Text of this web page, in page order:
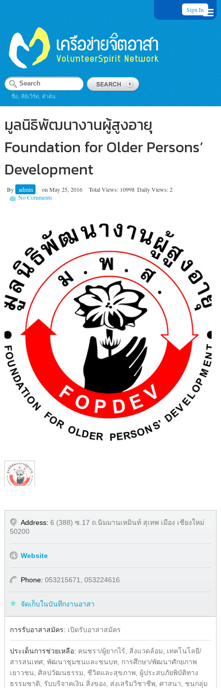
Sign In
ชื่อ, คีย์เวิร์ด, คำค้น
มูลนิธิพัฒนางานผู้สูงอายุ
Foundation for Older Persons’
Development
By admin on May 25, 2016 Total Views: 10998 Daily Views: 2
No Comments
Address: 6 (388) ซ.17 ถ.นิมมานเหมินท์ สุเทพ เมือง เชียงใหม่
50200
Website
Phone: 053215671, 053224616
จัดเก็บในบันทึกงานอาสา
การรับอาสาสมัคร: เปิดรับอาสาสมัคร
ประเด็นการช่วยเหลือ: คนชรา/ผู้ยากไร้, สิ่งแวดล้อม, เทคโนโลยี/
สารสนเทศ, พัฒนาชุมชนและชนบท, การศึกษา/พัฒนาศักยภาพ
เยาวชน, ศิลปวัฒนธรรม, ชีวิตและสุขภาพ, ผู้ประสบภัยพิบัติทาง
ธรรมชาติ, รับบริจาคเงิน สิ่งของ, ส่งเสริมวิชาชีพ, ศาสนา, ชนกลุ่ม